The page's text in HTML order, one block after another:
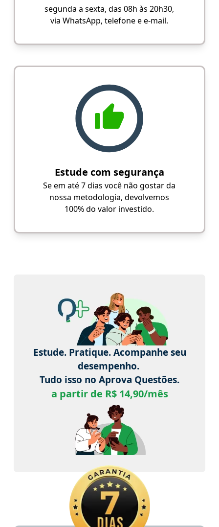
segunda a sexta, das 08h às 20h30,
via WhatsApp, telefone e e-mail.
Estude com segurança
Se em até 7 dias você não gostar da
nossa metodologia, devolvemos
100% do valor investido.
Estude. Pratique. Acompanhe seu
desempenho.
Tudo isso no Aprova Questões.
a partir de R$ 14,90/mês